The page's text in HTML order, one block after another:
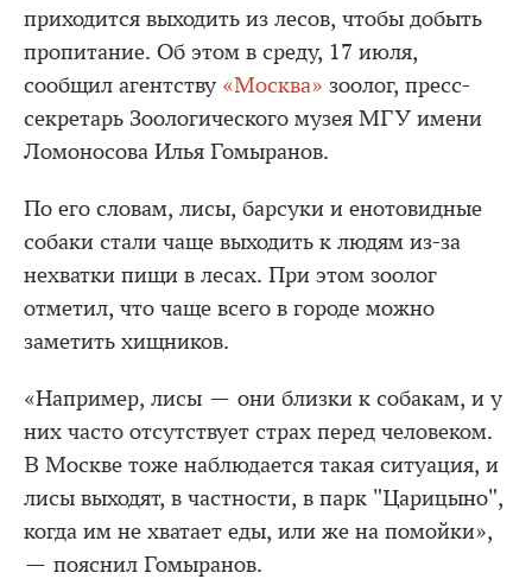
приходится выходить из лесов, чтобы добыть
пропитание. Об этом в среду, 17 июля,
сообщил агентству «Москва» зоолог, пресс-
секретарь Зоологического музея МГУ имени
Ломоносова Илья Гомыранов.
По его словам, лисы, барсуки и енотовидные
собаки стали чаще выходить к людям из-за
нехватки пищи в лесах. При этом зоолог
отметил, что чаще всего в городе можно
заметить хищников.
«Например, лисы — они близки к собакам, и у
них часто отсутствует страх перед человеком.
В Москве тоже наблюдается такая ситуация, и
лисы выходят, в частности, в парк "Царицыно",
когда им не хватает еды, или же на помойки»,
— пояснил Гомыранов.